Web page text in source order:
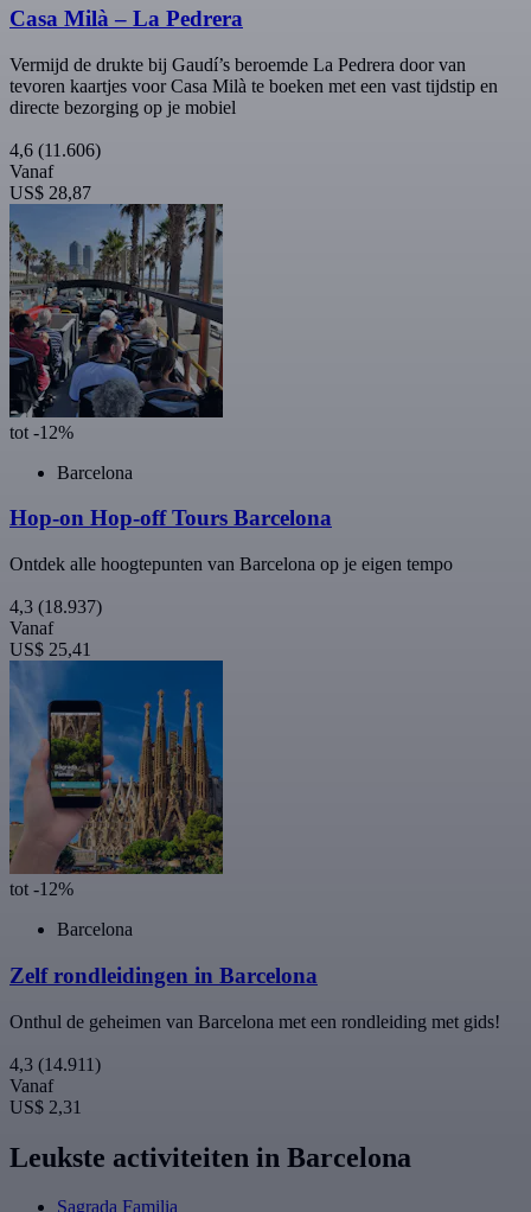
Casa Milà – La Pedrera
Vermijd de drukte bij Gaudí’s beroemde La Pedrera door van
tevoren kaartjes voor Casa Milà te boeken met een vast tijdstip en
directe bezorging op je mobiel
4,6 (11.606)
Vanaf
US$ 28,87
tot -12%
Barcelona
Hop-on Hop-off Tours Barcelona
Ontdek alle hoogtepunten van Barcelona op je eigen tempo
4,3 (18.937)
Vanaf
US$ 25,41
tot -12%
Barcelona
Zelf rondleidingen in Barcelona
Onthul de geheimen van Barcelona met een rondleiding met gids!
4,3 (14.911)
Vanaf
US$ 2,31
Leukste activiteiten in Barcelona
Sagrada Familia